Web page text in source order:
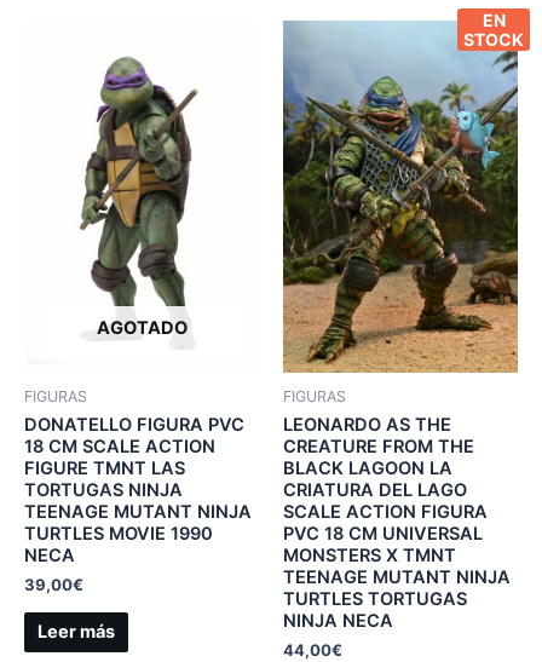
AGOTADO
FIGURAS
DONATELLO FIGURA PVC
18 CM SCALE ACTION
FIGURE TMNT LAS
TORTUGAS NINJA
TEENAGE MUTANT NINJA
TURTLES MOVIE 1990
NECA
39,00€
Leer más
EN
STOCK
FIGURAS
LEONARDO AS THE
CREATURE FROM THE
BLACK LAGOON LA
CRIATURA DEL LAGO
SCALE ACTION FIGURA
PVC 18 CM UNIVERSAL
MONSTERS X TMNT
TEENAGE MUTANT NINJA
TURTLES TORTUGAS
NINJA NECA
44,00€